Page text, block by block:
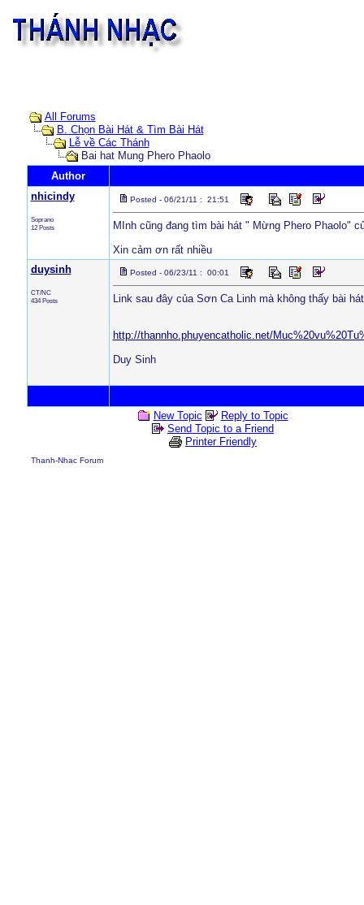
All Forums
B. Chọn Bài Hát & Tìm Bài Hát
Lễ về Các Thánh
Bai hat Mung Phero Phaolo
Author
nhicindy
Soprano
12 Posts
Posted - 06/21/11 : 21:51
MInh cũng đang tìm bài hát " Mừng Phero Phaolo"
Xin cảm ơn rất nhiều
duysinh
CT/NC
434 Posts
Posted - 06/23/11 : 00:01
Link sau đây của Sơn Ca Linh mà không thấy bài
http://thannho.phuyencatholic.net/
Duy Sinh
New Topic
Reply to Topic
Send Topic to a Friend
Printer Friendly
Thanh-Nhac Forum